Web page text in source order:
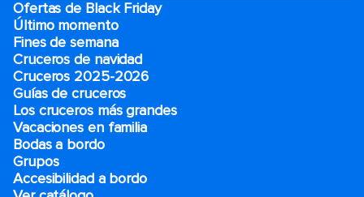
Ofertas de Black Friday
Último momento
Fines de semana
Cruceros de navidad
Cruceros 2025-2026
Guías de cruceros
Los cruceros más grandes
Vacaciones en familia
Bodas a bordo
Grupos
Accesibilidad a bordo